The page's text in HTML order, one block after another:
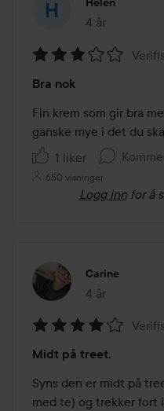
Helén
4 år
Innlegget ble
3
av
5
Bra nok
Fin krem som gir bra
ganske mye i det du
1 liker
650 visninger
Logg inn for å
Carine
4 år
Innlegget ble
4
av
5
Midt på treet.
Syns den er midt på
med te) og trekker fort